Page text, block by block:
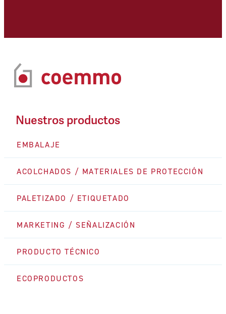
Nuestros productos
EMBALAJE
ACOLCHADOS / MATERIALES DE PROTECCIÓN
PALETIZADO / ETIQUETADO
MARKETING / SEÑALIZACIÓN
PRODUCTO TÉCNICO
ECOPRODUCTOS